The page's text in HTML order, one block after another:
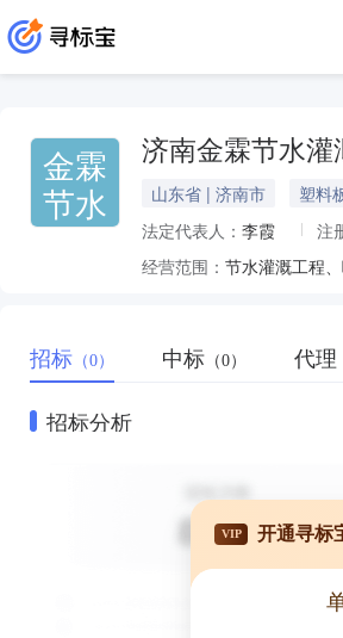
金霖
节水
济南金霖节水灌
山东省 | 济南市 塑料
法定代表人： 李霞 注
经营范围：
招标 （0） 中标 （0） 代理
招标分析
VIP 开通寻标